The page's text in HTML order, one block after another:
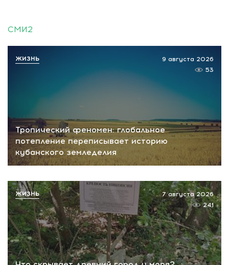
СМИ2
Тропический феномен: глобальное
потепление переписывает историю
кубанского земледелия
9 августа 2026
53
ЖИЗНЬ
7 августа 2026
241
ЖИЗНЬ